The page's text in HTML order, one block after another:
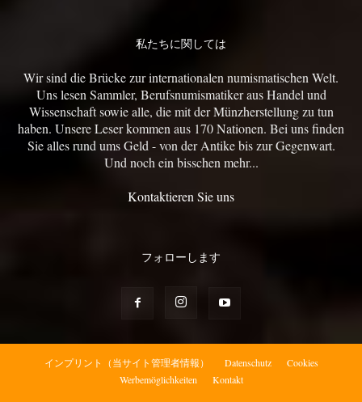
私たちに関しては
Wir sind die Brücke zur internationalen numismatischen Welt.
Uns lesen Sammler, Berufsnumismatiker aus Handel und
Wissenschaft sowie alle, die mit der Münzherstellung zu tun
haben. Unsere Leser kommen aus 170 Nationen. Bei uns finden
Sie alles rund ums Geld - von der Antike bis zur Gegenwart.
Und noch ein bisschen mehr...
Kontaktieren Sie uns
フォローします
インプリント（当サイト管理者情報） Datenschutz
Cookies
Werbemöglichkeiten
Kontakt